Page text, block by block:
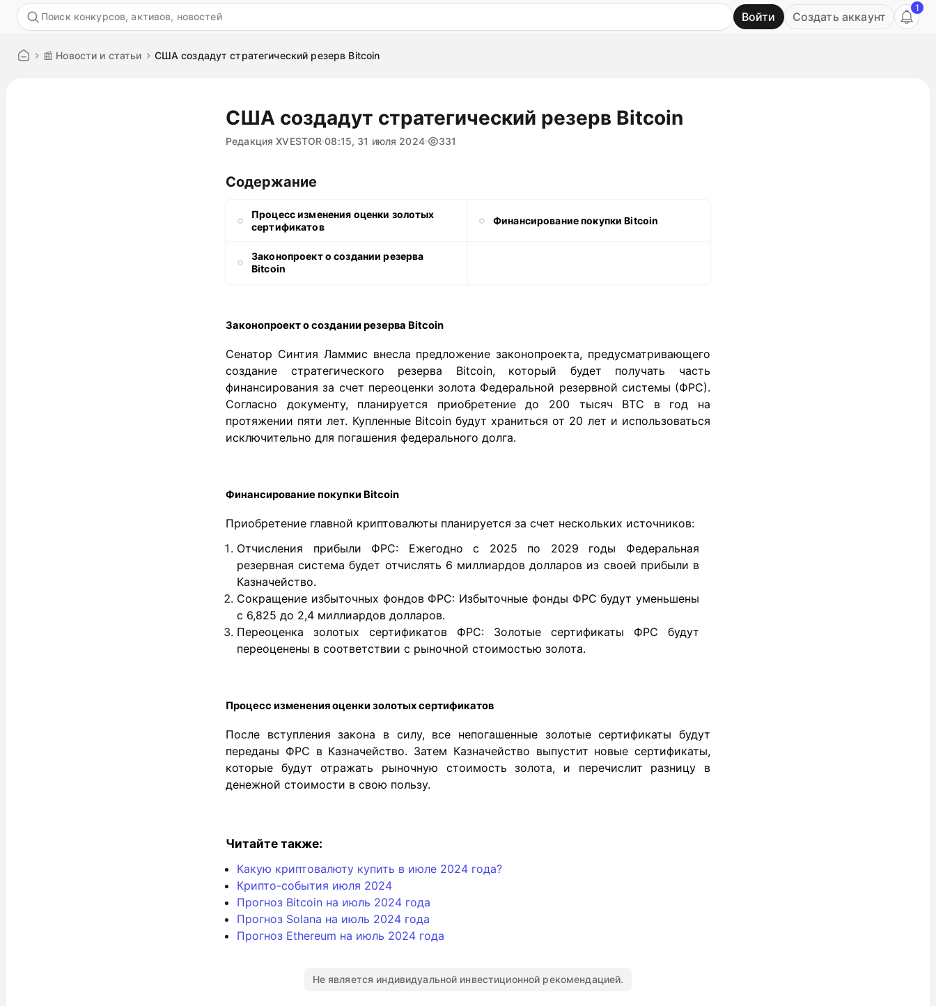
Войти Создать аккаунт
1
📰 Новости и статьи США создадут стратегический резерв Bitcoin
США создадут стратегический резерв Bitcoin
Редакция XVESTOR 08:15, 31 июля 2024 331
Содержание
Процесс изменения оценки золотых
сертификатов
Финансирование покупки Bitcoin
Законопроект о создании резерва
Bitcoin
Законопроект о создании резерва Bitcoin
Сенатор Синтия Ламмис внесла предложение законопроекта, предусматривающего
создание стратегического резерва Bitcoin, который будет получать часть
финансирования за счет переоценки золота Федеральной резервной системы (ФРС).
Согласно документу, планируется приобретение до 200 тысяч BTC в год на
протяжении пяти лет. Купленные Bitcoin будут храниться от 20 лет и использоваться
исключительно для погашения федерального долга.
Финансирование покупки Bitcoin
Приобретение главной криптовалюты планируется за счет нескольких источников:
Отчисления прибыли ФРС: Ежегодно с 2025 по 2029 годы Федеральная
резервная система будет отчислять 6 миллиардов долларов из своей прибыли в
Казначейство.
Сокращение избыточных фондов ФРС: Избыточные фонды ФРС будут уменьшены
с 6,825 до 2,4 миллиардов долларов.
Переоценка золотых сертификатов ФРС: Золотые сертификаты ФРС будут
переоценены в соответствии с рыночной стоимостью золота.
Процесс изменения оценки золотых сертификатов
После вступления закона в силу, все непогашенные золотые сертификаты будут
переданы ФРС в Казначейство. Затем Казначейство выпустит новые сертификаты,
которые будут отражать рыночную стоимость золота, и перечислит разницу в
денежной стоимости в свою пользу.
Читайте также:
Какую криптовалюту купить в июле 2024 года?
Крипто-события июля 2024
Прогноз Bitcoin на июль 2024 года
Прогноз Solana на июль 2024 года
Прогноз Ethereum на июль 2024 года
Не является индивидуальной инвестиционной рекомендацией.